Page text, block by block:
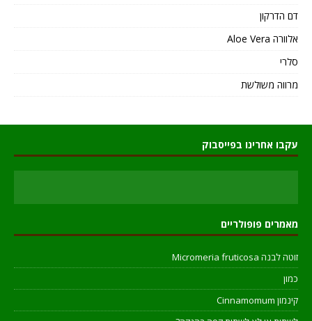
דם הדרקון
אלוורה Aloe Vera
סלרי
מרווה משולשת
עקבו אחרינו בפייסבוק
מאמרים פופולריים
זוטה לבנה Micromeria fruticosa
כמון
קינמון Cinnamomum